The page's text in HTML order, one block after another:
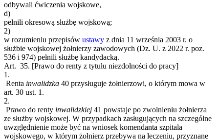
odbywali ćwiczenia wojskowe,
d)
pełnili okresową służbę wojskową;
2)
w rozumieniu przepisów ustawy z dnia 11 września 2003 r. o
służbie wojskowej żołnierzy zawodowych (Dz. U. z 2022 r. poz.
536 i 974) pełnili służbę kandydacką.
Art. 35. [Prawo do renty z tytułu niezdolności do pracy]
1.
Renta inwalidzka 40 przysługuje żołnierzowi, o którym mowa w
art. 30 ust. 1.
2.
Prawo do renty inwalidzkiej 41 powstaje po zwolnieniu żołnierza
ze służby wojskowej. W przypadkach zasługujących na szczególne
uwzględnienie może być na wniosek komendanta szpitala
wojskowego, w którym żołnierz przebywa na leczeniu, przyznane